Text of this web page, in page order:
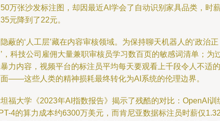
万张沙发标注图，却因最近AI学会了自动识别家具品类，时
元降到了22元。
蔽的‘人工层’藏在内容审核领域。为保持聊天机器人的‘政治正
，科技公司雇佣大量兼职审核员学习数百页的敏感词清单；为
力内容，视频平台的标注员平均每天要观看上千段令人不适的
——这些人类的精神损耗最终转化为AI系统的伦理边界。
福大学《2023年AI指数报告》揭示了残酷的对比：OpenAI训
4的算力成本约6300万美元，而肯尼亚数据标注员时薪仅